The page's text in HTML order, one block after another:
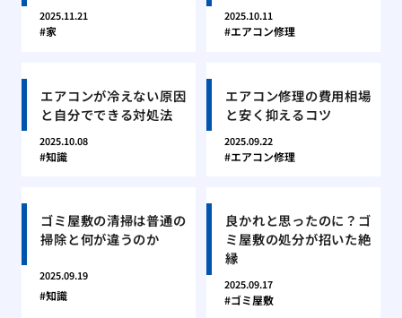
2025.11.21
家
2025.10.11
エアコン修理
エアコンが冷えない原因
と自分でできる対処法
2025.10.08
知識
エアコン修理の費用相場
と安く抑えるコツ
2025.09.22
エアコン修理
ゴミ屋敷の清掃は普通の
掃除と何が違うのか
2025.09.19
知識
良かれと思ったのに？ゴ
ミ屋敷の処分が招いた絶
縁
2025.09.17
ゴミ屋敷